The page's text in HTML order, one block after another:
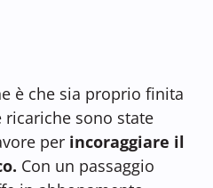
è che sia proprio finita
sono state
per incoraggiare il
Con un passaggio